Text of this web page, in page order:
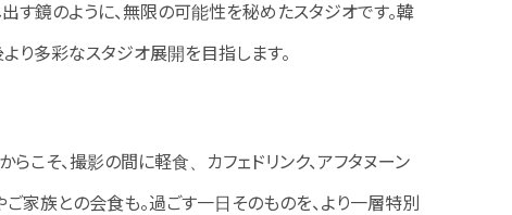
鏡のように、無限の可能性を秘めたスタジオです。韓
り多彩なスタジオ展開を目指します。
そ、撮影の間に軽食、カフェドリンク、アフタヌーン
家族との会食も。過ごす一日そのものを、より一層特別